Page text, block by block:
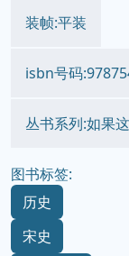
装帧:平装
isbn号码
丛书系列:如果
图书标签:
历史
宋史